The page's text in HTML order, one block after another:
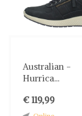
Australian -
Hurrica...
€ 119,99